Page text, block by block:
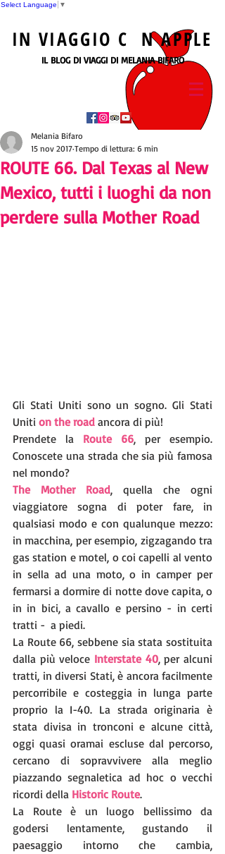
Select Language ▼
IN VIAGGIO C NAPPLE
IL BLOG DI VIAGGI DI MELANIA BIFARO
ROUTE 66. Dal Texas al New
Mexico, tutti i luoghi da non
perdere sulla Mother Road
Melania Bifaro
15 nov 2017 Tempo di lettura: 6 min
Gli Stati Uniti sono un sogno. Gli Stati
Uniti on the road ancora di più!
Prendete la Route 66, per esempio.
Conoscete una strada che sia più famosa
nel mondo?
The Mother Road, quella che ogni
viaggiatore sogna di poter fare, in
qualsiasi modo e con qualunque mezzo:
in macchina, per esempio, zigzagando tra
gas station e motel, o coi capelli al vento
in sella ad una moto, o in camper per
fermarsi a dormire di notte dove capita, o
in in bici, a cavallo e persino - in certi
tratti -  a piedi.
La Route 66, sebbene sia stata sostituita
dalla più veloce Interstate 40, per alcuni
tratti, in diversi Stati, è ancora facilmente
percorribile e costeggia in lunga parte
proprio la I-40. La strada originaria è
stata divisa in tronconi e alcune città,
oggi quasi oramai escluse dal percorso,
cercano di sopravvivere alla meglio
piazzando segnaletica ad hoc o vecchi
ricordi della Historic Route.
La Route è un luogo bellissimo da
godersi lentamente, gustando il
paesaggio intorno che cambia,